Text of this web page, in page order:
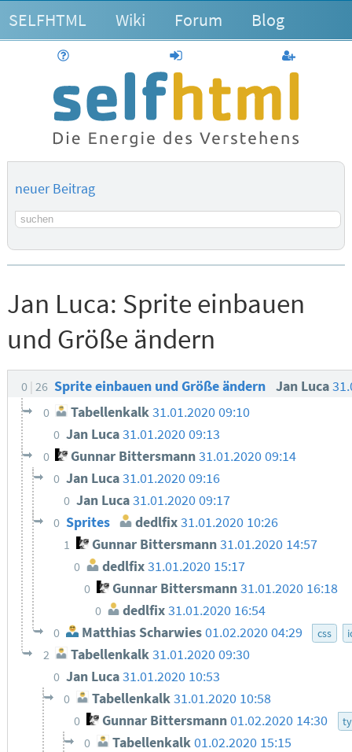
SELFHTML Wiki Forum Blog
anmelden
neuer Beitrag
Suchbegriff
Jan Luca: Sprite einbauen
und Größe ändern
0 26 Sprite einbauen und Größe ändern Jan Luca
0 Tabellenkalk31.01.2020 09:10
0 Jan Luca31.01.2020 09:13
0 Gunnar Bittersmann31.01.2020 09:14
0 Jan Luca31.01.2020 09:16
0 Jan Luca31.01.2020 09:17
0 Sprites dedlfix31.01.2020 10:26
1 Gunnar Bittersmann31.01.2020 14:57
0 dedlfix31.01.2020 15:17
0 Gunnar Bittersmann31.01.2020 16:18
0 dedlfix31.01.2020 16:54
0 Matthias Scharwies 01.02.2020 04:29 css
2 Tabellenkalk31.01.2020 09:30
0 Jan Luca31.01.2020 10:53
0 Tabellenkalk31.01.2020 10:58
0 Gunnar Bittersmann01.02.2020 14:30
0 Tabellenkalk01.02.2020 15:15